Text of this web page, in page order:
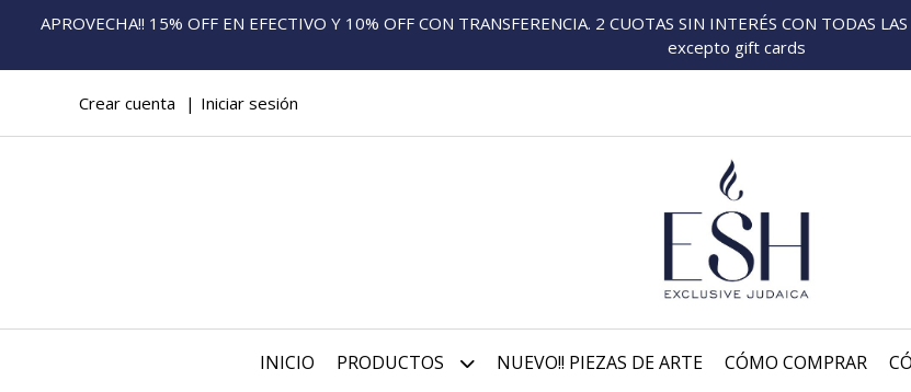
APROVECHA!! 15% OFF EN EFECTIVO Y 10% OFF CON TRANSFERENCIA. 2 CUOTAS SIN INTERÉS CON TODAS
excepto gift cards
Crear cuenta Iniciar sesión
INICIO PRODUCTOS NUEVO!! PIEZAS DE ARTE CÓMO COMPRAR